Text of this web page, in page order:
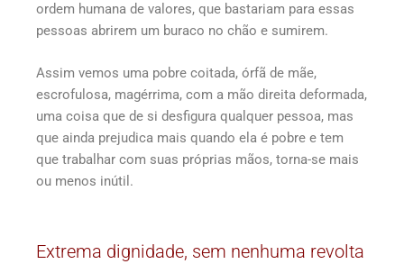
ordem humana de valores, que bastariam para essas
pessoas abrirem um buraco no chão e sumirem.
Assim vemos uma pobre coitada, órfã de mãe,
escrofulosa, magérrima, com a mão direita deformada,
uma coisa que de si desfigura qualquer pessoa, mas
que ainda prejudica mais quando ela é pobre e tem
que trabalhar com suas próprias mãos, torna-se mais
ou menos inútil.
Extrema dignidade, sem nenhuma revolta